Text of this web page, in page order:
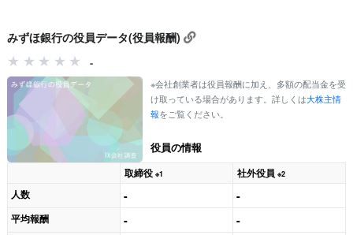
みずほ銀行の役員データ(役員報酬)
-
※会社創業者は役員報酬に加え、多額の配当金を受
け取っている場合があります。詳しくは大株主情
報をご覧ください。
役員の情報
取締役 ※1 社外役員 ※2
人数 - -
平均報酬 - -